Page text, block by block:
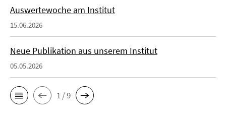
Auswertewoche am Institut
15.06.2026
Neue Publikation aus unserem Institut
05.05.2026
1 / 9